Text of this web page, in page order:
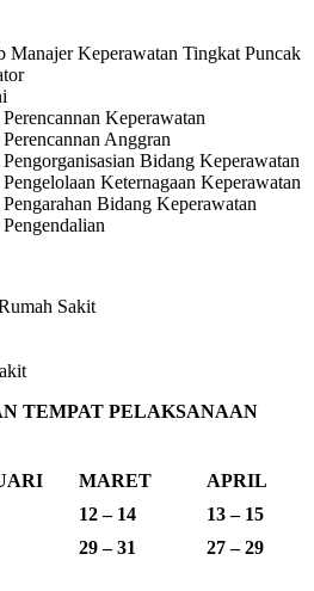
Manajer Keperawatan Tingkat Puncak
Keperawatan
Anggran
Bidang Keperawatan
Keternagaan Keperawatan
Bidang Keperawatan
Sakit
TEMPAT PELAKSANAAN
MARET
APRIL
12 – 14
13 – 15
29 – 31 27 – 29